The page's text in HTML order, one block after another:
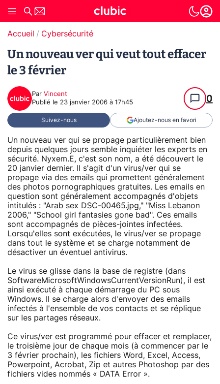
Accueil Cybersécurité
Un nouveau ver qui veut tout effacer
le 3 février
Par Vincent
Publié le 23 janvier 2006 à 17h45 0
Suivez-nous Ajoutez-nous en favori
Un nouveau ver qui se propage particulièrement bien
depuis quelques jours semble inquiéter les experts en
sécurité. Nyxem.E, c'est son nom, a été découvert le
20 janvier dernier. Il s'agit d'un virus/ver qui se
propage via des emails qui promettent généralement
des photos pornographiques gratuites. Les emails en
question sont généralement accompagnés d'objets
intitulés : "Arab sex DSC-00465.jpg," "Miss Lebanon
2006," "School girl fantasies gone bad". Ces emails
sont accompagnés de pièces-jointes infectées.
Lorsqu'elles sont exécutées, le virus/ver se propage
dans tout le système et se charge notamment de
désactiver un éventuel antivirus.
Le virus se glisse dans la base de registre (dans
SoftwareMicrosoftWindowsCurrentVersionRun), il est
ainsi exécuté à chaque démarrage du PC sous
Windows. Il se charge alors d'envoyer des emails
infectés à l'ensemble de vos contacts et se réplique
sur les partages réseaux.
Ce virus/ver est programmé pour effacer et remplacer,
le troisième jour de chaque mois (à commencer par le
3 février prochain), les fichiers Word, Excel, Access,
Powerpoint, Acrobat, Zip et autres Photoshop par des
fichiers vides nommés « DATA Error ».